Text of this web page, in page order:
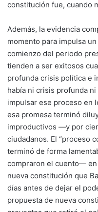
constitución fue, cuando
Además, la evidencia
momento para impulsa
comienzo del periodo
tienden a ser exitosos
profunda crisis política e
había ni crisis profunda
impulsar ese proceso en
esa promesa terminó
improductivos —y por
ciudadanos. El “proceso
terminó de forma
compraron el cuento—
nueva constitución que
días antes de dejar el
propuesta de nueva